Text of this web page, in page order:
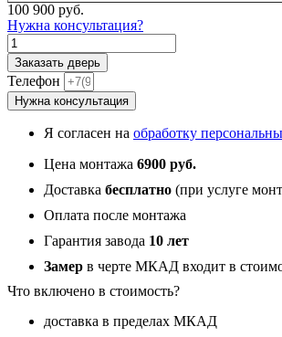
100 900 руб.
Нужна консультация?
Количество
товара
Эксклюзив,
панель
030
Сандал
светлая
Заказать дверь
Телефон
Нужна консультация
Я согласен на обработку
Цена монтажа 6900 руб.
Доставка бесплатно (при услуге
Оплата после монтажа
Гарантия завода 10 лет
Замер в черте МКАД входит в
Что включено в стоимость?
доставка в пределах МКАД